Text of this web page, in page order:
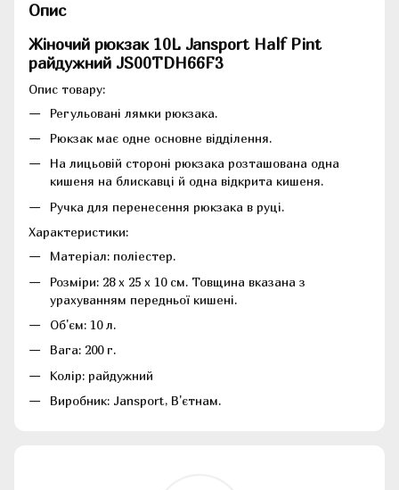
Опис
Жіночий рюкзак 10L Jansport Half Pint
райдужний JS00TDH66F3
Опис товару:
Регульовані лямки рюкзака.
Рюкзак має одне основне відділення.
На лицьовій стороні рюкзака розташована одна
кишеня на блискавці й одна відкрита кишеня.
Ручка для перенесення рюкзака в руці.
Характеристики:
Матеріал: поліестер.
Розміри: 28 x 25 x 10 см. Товщина вказана з
урахуванням передньої кишені.
Об'єм: 10 л.
Вага: 200 г.
Колір: райдужний
Виробник: Jansport, В'єтнам.